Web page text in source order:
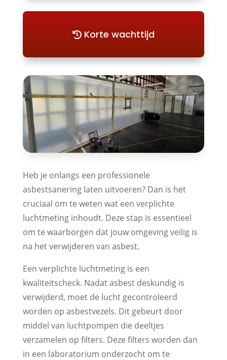
Korte wachttijd
Heb je onlangs een professionele
asbestsanering laten uitvoeren? Dan is het
cruciaal om te weten wat een verplichte
luchtmeting inhoudt. Deze stap is essentieel
om te waarborgen dat jouw omgeving veilig is
na het verwijderen van asbest.
Een verplichte luchtmeting is een
kwaliteitscheck. Nadat asbest deskundig is
verwijderd, moet de lucht gecontroleerd
worden op asbestvezels. Dit gebeurt door
middel van luchtpompen die deeltjes
verzamelen op filters. Deze filters worden dan
in een laboratorium onderzocht om te